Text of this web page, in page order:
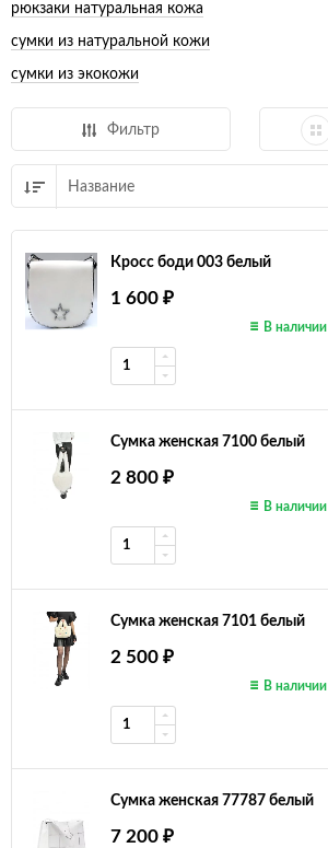
рюкзаки натуральная кожа
сумки из натуральной кожи
сумки из экокожи
Фильтр
Название
Кросс боди 003 белый
1 600 ₽
В наличии
Сумка женская 7100 белый
2 800 ₽
В наличии
Сумка женская 7101 белый
2 500 ₽
В наличии
Сумка женская 77787 белый
7 200 ₽